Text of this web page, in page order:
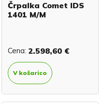
Črpalka Comet IDS
1401 M/M
Cena: 2.598,60 €
V košarico